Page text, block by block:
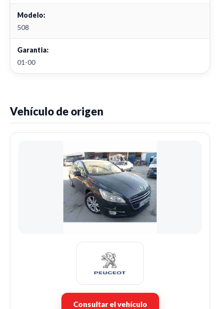
Modelo:
508
Garantia:
01-00
Vehículo de origen
Consultar el vehículo